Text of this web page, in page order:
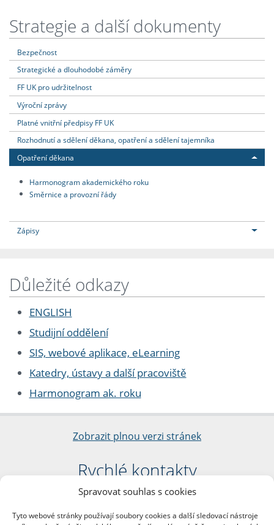
Spravovat souhlas s cookies
Tyto webové stránky používají soubory cookies a další sledovací nástroje
Strategie a další dokumenty
Bezpečnost
Strategické a dlouhodobé záměry
FF UK pro udržitelnost
Výroční zprávy
Platné vnitřní předpisy FF UK
Rozhodnutí a sdělení děkana, opatření a sdělení tajemníka
Opatření děkana
Harmonogram akademického roku
Směrnice a provozní řády
Zápisy
Důležité odkazy
ENGLISH
Studijní oddělení
SIS, webové aplikace, eLearning
Katedry, ústavy a další pracoviště
Harmonogram ak. roku
Zobrazit plnou verzi stránek
Rychlé kontakty
Filozofická fakulta
nám. Jana Palacha 1/2